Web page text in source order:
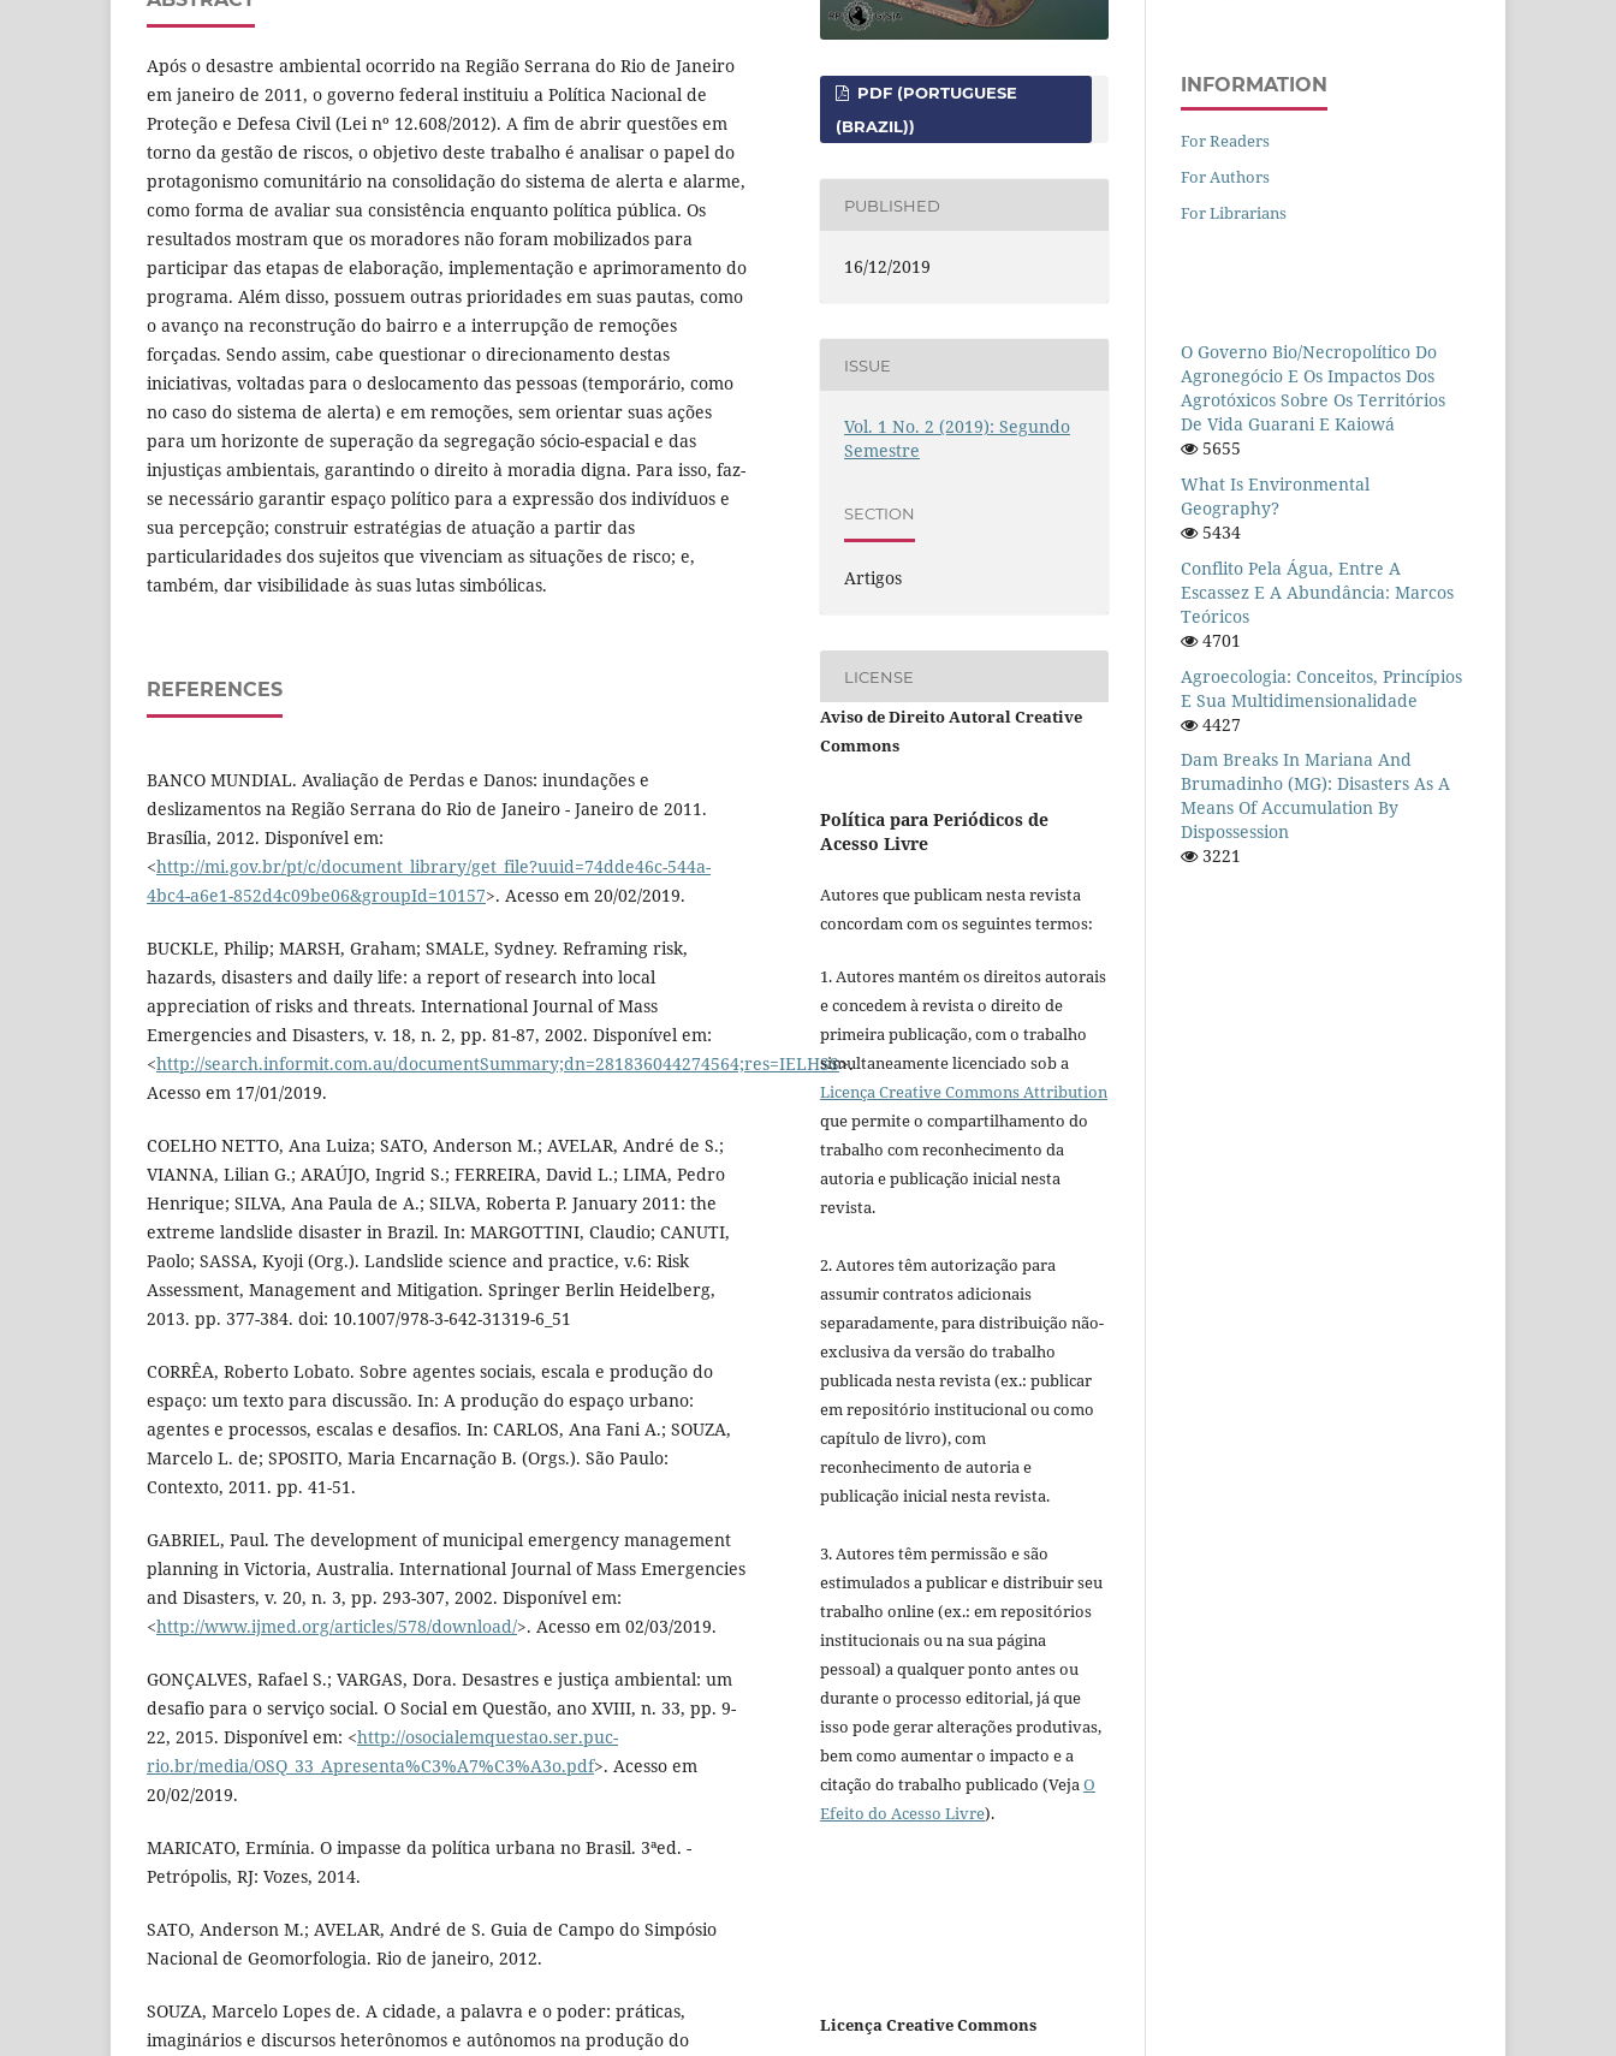
Após o desastre ambiental ocorrido na Região Serrana do Rio de Janeiro
em janeiro de 2011, o governo federal instituiu a Política Nacional de
Proteção e Defesa Civil (Lei nº 12.608/2012). A fim de abrir questões em
torno da gestão de riscos, o objetivo deste trabalho é analisar o papel do
protagonismo comunitário na consolidação do sistema de alerta e alarme,
como forma de avaliar sua consistência enquanto política pública. Os
resultados mostram que os moradores não foram mobilizados para
participar das etapas de elaboração, implementação e aprimoramento do
programa. Além disso, possuem outras prioridades em suas pautas, como
o avanço na reconstrução do bairro e a interrupção de remoções
forçadas. Sendo assim, cabe questionar o direcionamento destas
iniciativas, voltadas para o deslocamento das pessoas (temporário, como
no caso do sistema de alerta) e em remoções, sem orientar suas ações
para um horizonte de superação da segregação sócio-espacial e das
injustiças ambientais, garantindo o direito à moradia digna. Para isso, faz-
se necessário garantir espaço político para a expressão dos indivíduos e
sua percepção; construir estratégias de atuação a partir das
particularidades dos sujeitos que vivenciam as situações de risco; e,
também, dar visibilidade às suas lutas simbólicas.
REFERENCES
BANCO MUNDIAL. Avaliação de Perdas e Danos: inundações e
deslizamentos na Região Serrana do Rio de Janeiro - Janeiro de 2011.
Brasília, 2012. Disponível em:
<http://mi.gov.br/pt/c/document_library/get_file?uuid=74dde46c-544a-
4bc4-a6e1-852d4c09be06&groupId=10157>. Acesso em 20/02/2019.
BUCKLE, Philip; MARSH, Graham; SMALE, Sydney. Reframing risk,
hazards, disasters and daily life: a report of research into local
appreciation of risks and threats. International Journal of Mass
Emergencies and Disasters, v. 18, n. 2, pp. 81-87, 2002. Disponível em:
<http://search.informit.com.au/documentSummary;dn=281836044274564;res=IELHSS>.
Acesso em 17/01/2019.
COELHO NETTO, Ana Luiza; SATO, Anderson M.; AVELAR, André de S.;
VIANNA, Lilian G.; ARAÚJO, Ingrid S.; FERREIRA, David L.; LIMA, Pedro
Henrique; SILVA, Ana Paula de A.; SILVA, Roberta P. January 2011: the
extreme landslide disaster in Brazil. In: MARGOTTINI, Claudio; CANUTI,
Paolo; SASSA, Kyoji (Org.). Landslide science and practice, v.6: Risk
Assessment, Management and Mitigation. Springer Berlin Heidelberg,
2013. pp. 377-384. doi: 10.1007/978-3-642-31319-6_51
CORRÊA, Roberto Lobato. Sobre agentes sociais, escala e produção do
espaço: um texto para discussão. In: A produção do espaço urbano:
agentes e processos, escalas e desafios. In: CARLOS, Ana Fani A.; SOUZA,
Marcelo L. de; SPOSITO, Maria Encarnação B. (Orgs.). São Paulo:
Contexto, 2011. pp. 41-51.
GABRIEL, Paul. The development of municipal emergency management
planning in Victoria, Australia. International Journal of Mass Emergencies
and Disasters, v. 20, n. 3, pp. 293-307, 2002. Disponível em:
<http://www.ijmed.org/articles/578/download/>. Acesso em 02/03/2019.
GONÇALVES, Rafael S.; VARGAS, Dora. Desastres e justiça ambiental: um
desafio para o serviço social. O Social em Questão, ano XVIII, n. 33, pp. 9-
22, 2015. Disponível em: <http://osocialemquestao.ser.puc-
rio.br/media/OSQ_33_Apresenta%C3%A7%C3%A3o.pdf>. Acesso em
20/02/2019.
MARICATO, Ermínia. O impasse da política urbana no Brasil. 3ªed. -
Petrópolis, RJ: Vozes, 2014.
SATO, Anderson M.; AVELAR, André de S. Guia de Campo do Simpósio
Nacional de Geomorfologia. Rio de janeiro, 2012.
SOUZA, Marcelo Lopes de. A cidade, a palavra e o poder: práticas,
imaginários e discursos heterônomos e autônomos na produção do
PDF (PORTUGUESE
(BRAZIL))
PUBLISHED
16/12/2019
ISSUE
Vol. 1 No. 2 (2019): Segundo
Semestre
SECTION
Artigos
LICENSE
Aviso de Direito Autoral Creative
Commons
Política para Periódicos de
Acesso Livre
Autores que publicam nesta revista
concordam com os seguintes termos:
1. Autores mantém os direitos autorais
e concedem à revista o direito de
primeira publicação, com o trabalho
simultaneamente licenciado sob a
Licença Creative Commons Attribution
que permite o compartilhamento do
trabalho com reconhecimento da
autoria e publicação inicial nesta
revista.
2. Autores têm autorização para
assumir contratos adicionais
separadamente, para distribuição não-
exclusiva da versão do trabalho
publicada nesta revista (ex.: publicar
em repositório institucional ou como
capítulo de livro), com
reconhecimento de autoria e
publicação inicial nesta revista.
3. Autores têm permissão e são
estimulados a publicar e distribuir seu
trabalho online (ex.: em repositórios
institucionais ou na sua página
pessoal) a qualquer ponto antes ou
durante o processo editorial, já que
isso pode gerar alterações produtivas,
bem como aumentar o impacto e a
citação do trabalho publicado (VejaO
Efeito do Acesso Livre).
Licença Creative Commons
INFORMATION
For Readers
For Authors
For Librarians
O Governo Bio/necropolítico Do
Agronegócio E Os Impactos Dos
Agrotóxicos Sobre Os Territórios
De Vida Guarani E Kaiowá
5655
What Is Environmental
Geography?
5434
Conflito Pela Água, Entre A
Escassez E A Abundância: Marcos
Teóricos
4701
Agroecologia: Conceitos, Princípios
E Sua Multidimensionalidade
4427
Dam Breaks In Mariana And
Brumadinho (MG): Disasters As A
Means Of Accumulation By
Dispossession
3221